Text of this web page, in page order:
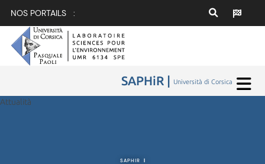
NOS PORTAILS :
SAPHiR | Università di Corsica
Attualità
SAPHIR |